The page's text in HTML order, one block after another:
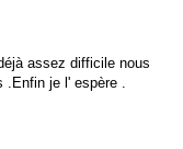
assez difficile nous
.Enfin je l' espère .